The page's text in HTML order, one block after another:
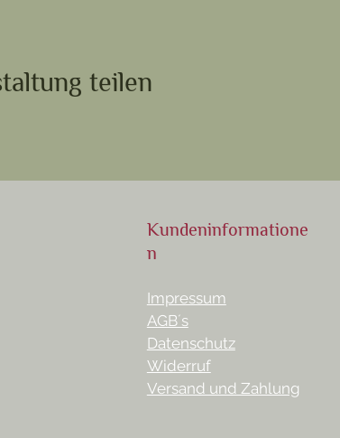
teilen
Kundeninformatione
n
Impressum
AGB´s
Datenschutz
Widerruf
Versand und Zahlung